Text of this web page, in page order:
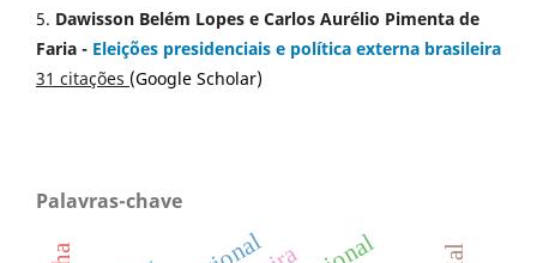
5. Dawisson Belém Lopes e Carlos Aurélio Pimenta de
Faria - Eleições presidenciais e política externa brasileira
31 citações (Google Scholar)
Palavras-chave